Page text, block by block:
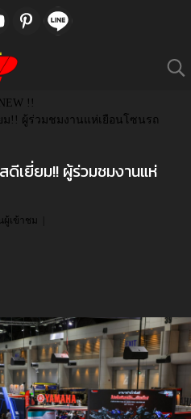
NEW !!
ยม!! ผู้ร่วมชมงานแห่เยือนโซนรถ
เยี่ยม!! ผู้ร่วมชมงานแห่
ผู้เข้าชม